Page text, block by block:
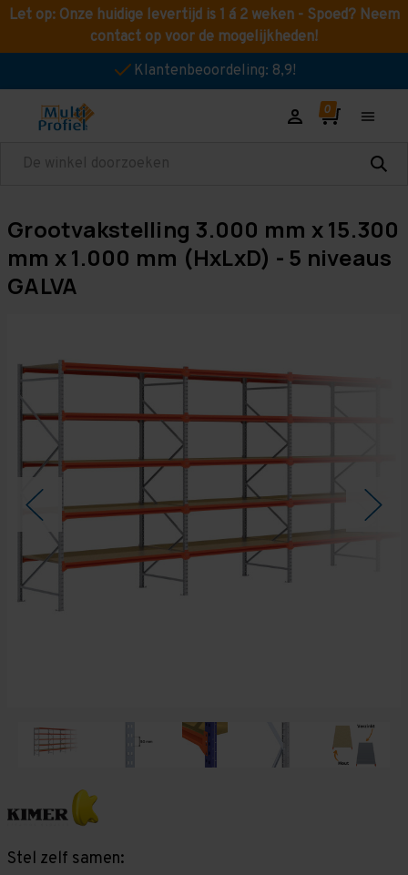
Let op: Onze huidige levertijd is 1 á 2 weken - Spoed? Neem
contact op voor de mogelijkheden!
Klantenbeoordeling: 8,9!
Zoeken
Grootvakstelling 3.000 mm x 15.300
mm x 1.000 mm (HxLxD) - 5 niveaus
GALVA
Stel zelf samen: